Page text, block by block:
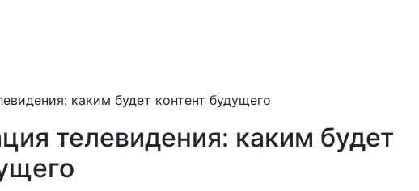
каким будет контент будущего
телевидения: каким будет